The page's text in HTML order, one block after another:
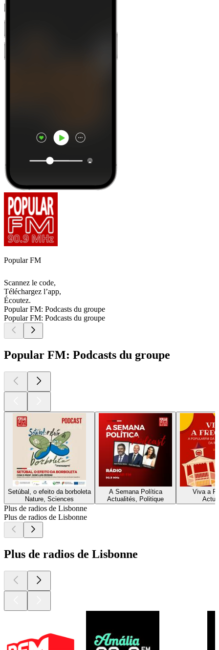
Popular FM
Scannez le code,
Téléchargez l’app,
Écoutez.
Popular FM: Podcasts du groupe
Popular FM: Podcasts du groupe
Popular FM: Podcasts du groupe
Setúbal, o efeito da borboleta
Nature, Sciences
A Semana Política
Actualités, Politique
Viva a
Plus de radios de Lisbonne
Plus de radios de Lisbonne
Plus de radios de Lisbonne